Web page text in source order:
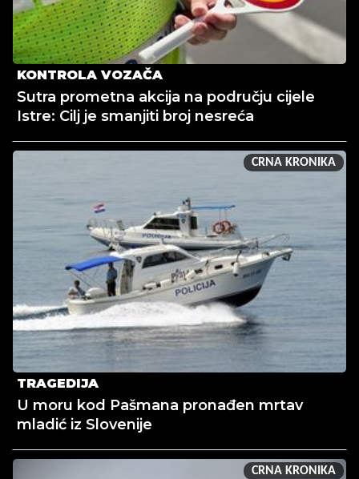
KONTROLA VOZAČA
Sutra prometna akcija na području cijele
Istre: Cilj je smanjiti broj nesreća
CRNA KRONIKA
TRAGEDIJA
U moru kod Pašmana pronađen mrtav
mladić iz Slovenije
CRNA KRONIKA